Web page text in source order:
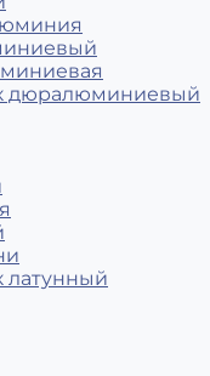
дюралюминиевый
латунный